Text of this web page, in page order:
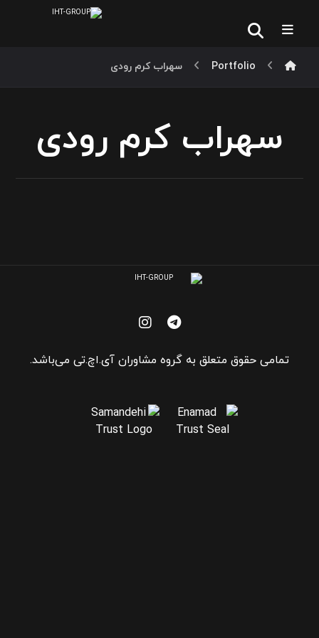
Portfolio سهراب کرم رودی
سهراب کرم رودی
تمامی حقوق متعلق به گروه مشاوران آی.اچ.تی می‌باشد.